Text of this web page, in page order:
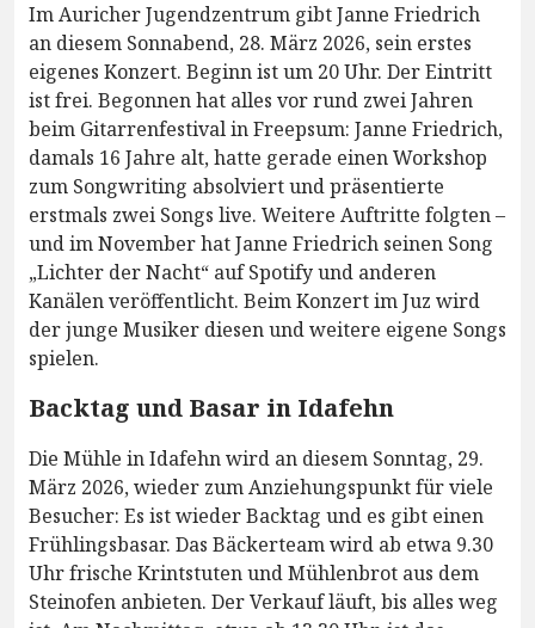
Im Auricher Jugendzentrum gibt Janne Friedrich
an diesem Sonnabend, 28. März 2026, sein erstes
eigenes Konzert. Beginn ist um 20 Uhr. Der Eintritt
ist frei. Begonnen hat alles vor rund zwei Jahren
beim Gitarrenfestival in Freepsum: Janne Friedrich,
damals 16 Jahre alt, hatte gerade einen Workshop
zum Songwriting absolviert und präsentierte
erstmals zwei Songs live. Weitere Auftritte folgten –
und im November hat Janne Friedrich seinen Song
„Lichter der Nacht“ auf Spotify und anderen
Kanälen veröffentlicht. Beim Konzert im Juz wird
der junge Musiker diesen und weitere eigene Songs
spielen.
Backtag und Basar in Idafehn
Die Mühle in Idafehn wird an diesem Sonntag, 29.
März 2026, wieder zum Anziehungspunkt für viele
Besucher: Es ist wieder Backtag und es gibt einen
Frühlingsbasar. Das Bäckerteam wird ab etwa 9.30
Uhr frische Krintstuten und Mühlenbrot aus dem
Steinofen anbieten. Der Verkauf läuft, bis alles weg